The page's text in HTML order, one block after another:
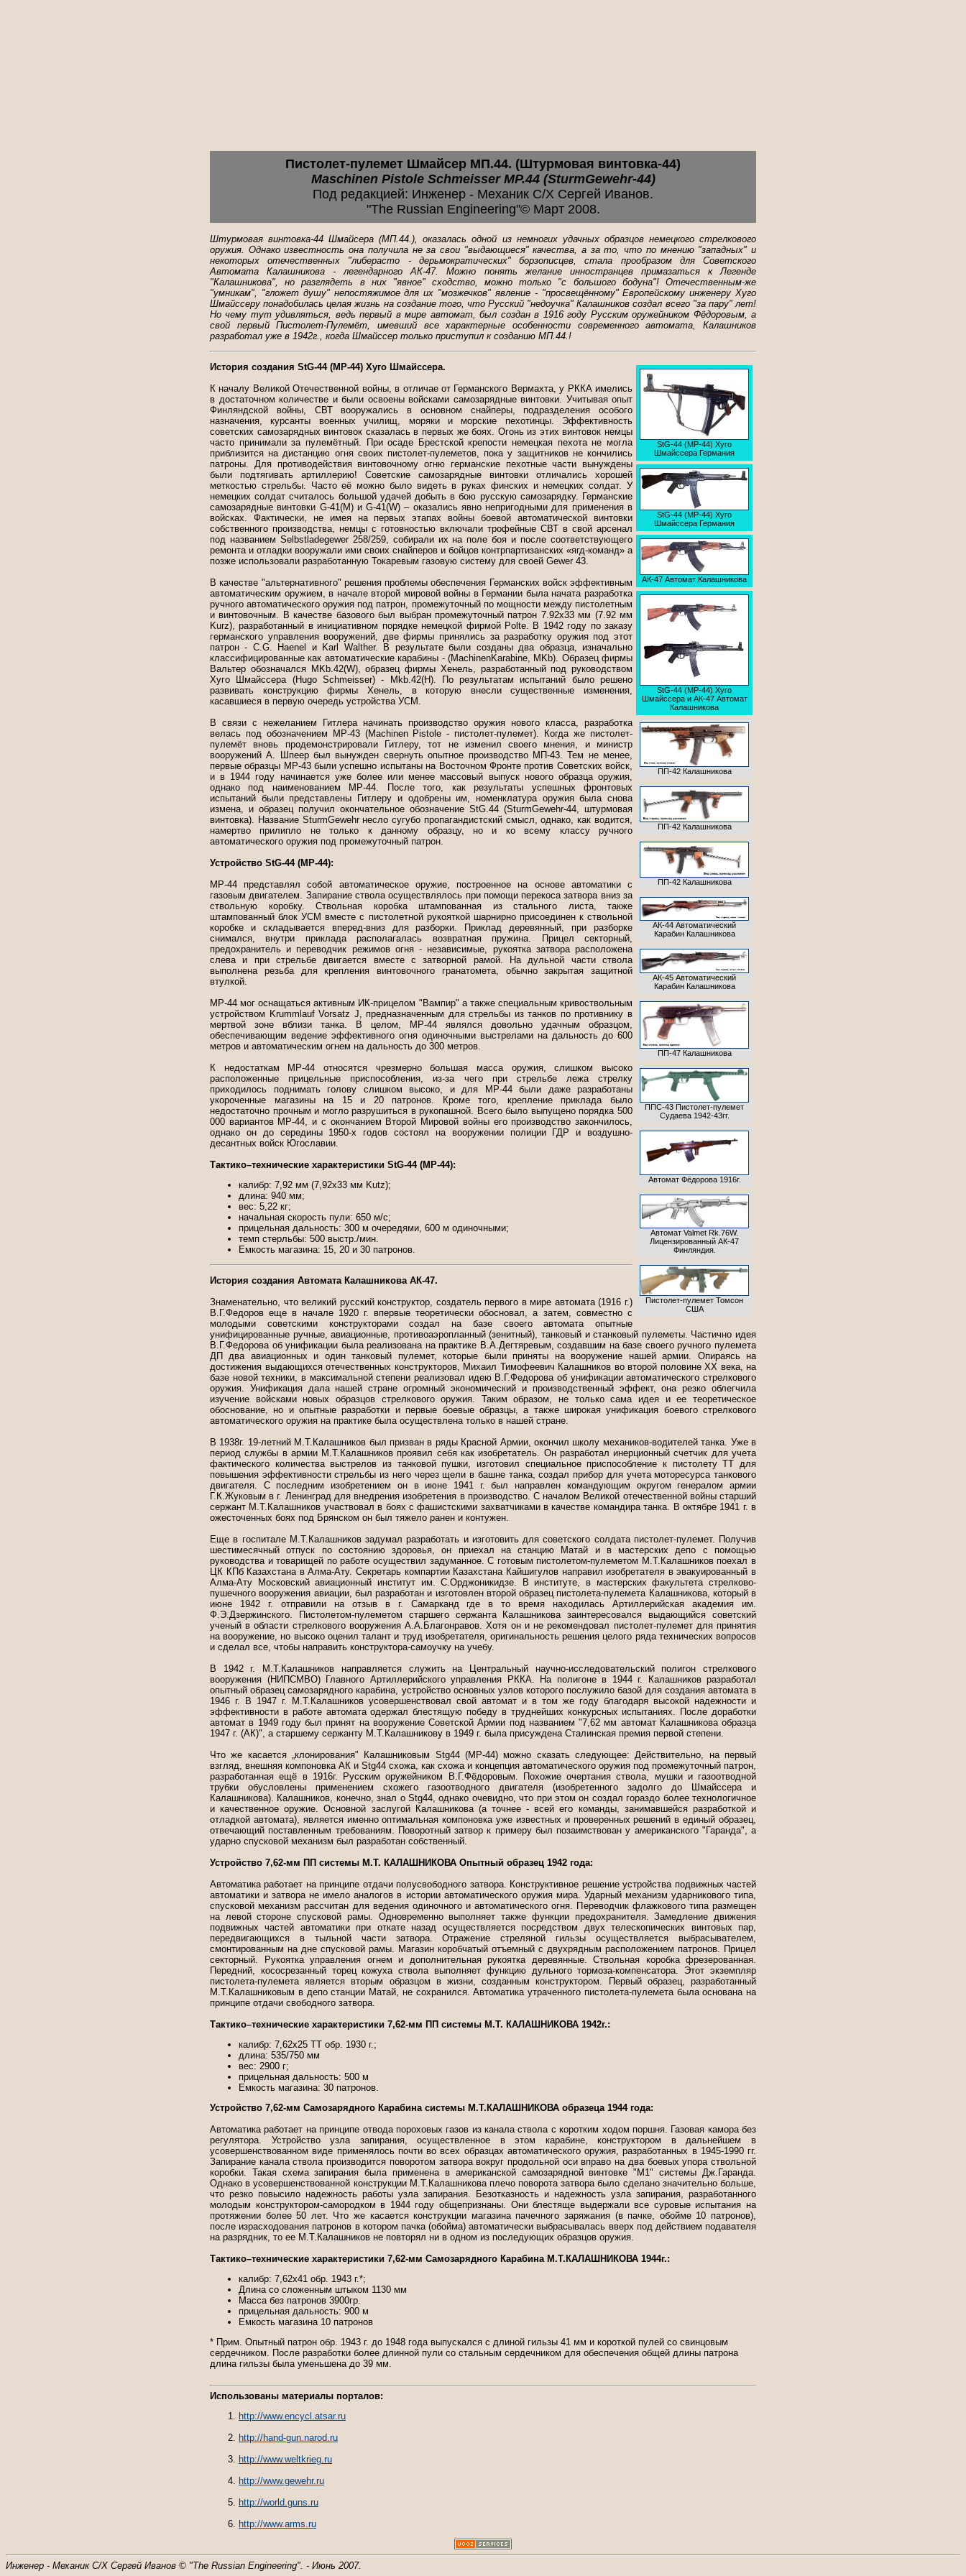
Пистолет-пулемет Шмайсер MП.44. (Штурмовая винтовка-44)
Maschinen Pistole Schmeisser MP.44 (SturmGewehr-44)
Под редакцией: Инженер - Механик С/Х Сергей Иванов.
"The Russian Engineering"© Март 2008.
Штурмовая винтовка-44 Шмайсерa (MП.44.), оказалась одной из немногих удачных образцов немецкого стрелкового
оружия. Однако известность она получила не за свои "выдающиеся" качества, а за то, что по мнению "западных" и
некоторых отечественных "либерасто - дерьмократических" борзописцев, стала прообразом для Советского
Автомата Калашникова - легендарного АК-47. Можно понять желание инностранцев примазаться к Легенде
"Калашникова", но разглядеть в них "явное" сходство, можно только "с большого бодуна"! Отечественным-же
"умникам", "гложет душу" непостяжимое для их "мозжечков" явление - "просвещённому" Европейскому инженеру Хуго
Шмайссеру понадобилась целая жизнь на создание того, что Русский "недоучка" Калашников создал всего "за пару" лет!
Но чему тут удивляться, ведь первый в мире автомат, был создан в 1916 году Русским оружейником Фёдоровым, а
свой первый Пистолет-Пулемёт, имевший все характерные особенности современного автомата, Калашников
разработал уже в 1942г., когда Шмайссер только приступил к созданию MП.44.!
StG-44 (МР-44) Хуго
Шмайссера Германия
StG-44 (МР-44) Хуго
Шмайссера Германия
АК-47 Автомат Калашникова
StG-44 (МР-44) Хуго
Шмайссера и АК-47 Автомат
Калашникова
ПП-42 Калашникова
ПП-42 Калашникова
ПП-42 Калашникова
АК-44 Автоматический
Карабин Калашникова
АК-45 Автоматический
Карабин Калашникова
ПП-47 Калашникова
ППС-43 Пистолет-пулемет
Судаева 1942-43гг.
Автомат Фёдорова 1916г.
Автомат Valmet Rk.76W.
Лицензированный АК-47
Финляндия.
Пистолет-пулемет Томсон
США
История создания StG-44 (МР-44) Хуго Шмайссера.
К началу Великой Отечественной войны, в отличае от Германского Вермахта, у РККА имелись
в достаточном количестве и были освоены войсками самозарядные винтовки. Учитывая опыт
Финляндской войны, СВТ вооружались в основном снайперы, подразделения особого
назначения, курсанты военных училищ, моряки и морские пехотинцы. Эффективность
советских самозарядных винтовок сказалась в первых же боях. Огонь из этих винтовок немцы
часто принимали за пулемётный. При осаде Брестской крепости немецкая пехота не могла
приблизится на дистанцию огня своих пистолет-пулеметов, пока у защитников не кончились
патроны. Для противодействия винтовочному огню германские пехотные части вынуждены
были подтягивать артиллерию! Советские самозарядные винтовки отличались хорошей
меткостью стрельбы. Часто её можно было видеть в руках финских и немецких солдат. У
немецких солдат считалось большой удачей добыть в бою русскую самозарядку. Германские
самозарядные винтовки G-41(M) и G-41(W) – оказались явно непригодными для применения в
войсках. Фактически, не имея на первых этапах войны боевой автоматической винтовки
собственного производства, немцы с готовностью включали трофейные СВТ в свой арсенал
под названием Selbstladegewer 258/259, собирали их на поле боя и после соответствующего
ремонта и отладки вооружали ими своих снайперов и бойцов контрпартизанских «ягд-команд» а
позже использовали разработанную Токаревым газовую систему для своей Gewer 43.
В качестве "альтернативного" решения проблемы обеспечения Германских войск эффективным
автоматическим оружием, в начале второй мировой войны в Германии была начата разработка
ручного автоматического оружия под патрон, промежуточный по мощности между пистолетным
и винтовочным. В качестве базового был выбран промежуточный патрон 7.92x33 мм (7.92 мм
Kurz), разработанный в инициативном порядке немецкой фирмой Polte. В 1942 году по заказу
германского управления вооружений, две фирмы принялись за разработку оружия под этот
патрон - C.G. Haenel и Karl Walther. В результате были созданы два образца, изначально
классифицированные как автоматические карабины - (MachinenKarabine, MKb). Образец фирмы
Вальтер обозначался MKb.42(W), образец фирмы Хенель, разработанный под руководством
Хуго Шмайссера (Hugo Schmeisser) - Mkb.42(H). По результатам испытаний было решено
развивать конструкцию фирмы Хенель, в которую внесли существенные изменения,
касавшиеся в первую очередь устройства УСМ.
В связи с нежеланием Гитлера начинать производство оружия нового класса, разработка
велась под обозначением MP-43 (Machinen Pistole - пистолет-пулемет). Когда же пистолет-
пулемёт вновь продемонстрировали Гитлеру, тот не изменил своего мнения, и министр
вооружений А. Шпеер был вынужден свернуть опытное производство МП-43. Тем не менее,
первые образцы МР-43 были успешно испытаны на Восточном Фронте против Советских войск,
и в 1944 году начинается уже более или менее массовый выпуск нового образца оружия,
однако под наименованием МР-44. После того, как результаты успешных фронтовых
испытаний были представлены Гитлеру и одобрены им, номенклатура оружия была снова
измена, и образец получил окончательное обозначение StG.44 (SturmGewehr-44, штурмовая
винтовка). Название SturmGewehr несло сугубо пропагандистский смысл, однако, как водится,
намертво прилипло не только к данному образцу, но и ко всему классу ручного
автоматического оружия под промежуточный патрон.
Устройство StG-44 (МР-44):
МР-44 представлял собой автоматическое оружие, построенное на основе автоматики с
газовым двигателем. Запирание ствола осуществлялось при помощи перекоса затвора вниз за
ствольную коробку. Ствольная коробка штампованная из стального листа, также
штампованный блок УСМ вместе с пистолетной рукояткой шарнирно присоединен к ствольной
коробке и складывается вперед-вниз для разборки. Приклад деревянный, при разборке
снимался, внутри приклада располагалась возвратная пружина. Прицел секторный,
предохранитель и переводчик режимов огня - независимые, рукоятка затвора расположена
слева и при стрельбе двигается вместе с затворной рамой. На дульной части ствола
выполнена резьба для крепления винтовочного гранатомета, обычно закрытая защитной
втулкой.
МР-44 мог оснащаться активным ИК-прицелом "Вампир" а также специальным кривоствольным
устройством Krummlauf Vorsatz J, предназначенным для стрельбы из танков по противнику в
мертвой зоне вблизи танка. В целом, МР-44 являлся довольно удачным образцом,
обеспечивающим ведение эффективного огня одиночными выстрелами на дальность до 600
метров и автоматическим огнем на дальность до 300 метров.
К недостаткам МР-44 относятся чрезмерно большая масса оружия, слишком высоко
расположенные прицельные приспособления, из-за чего при стрельбе лежа стрелку
приходилось поднимать голову слишком высоко, и для МР-44 были даже разработаны
укороченные магазины на 15 и 20 патронов. Кроме того, крепление приклада было
недостаточно прочным и могло разрушиться в рукопашной. Всего было выпущено порядка 500
000 вариантов МР-44, и с окончанием Второй Мировой войны его производство закончилось,
однако он до середины 1950-х годов состоял на вооружении полиции ГДР и воздушно-
десантных войск Югославии.
Тактико–технические характеристики StG-44 (МР-44):
калибр: 7,92 мм (7,92х33 мм Kutz);
длина: 940 мм;
вес: 5,22 кг;
начальная скорость пули: 650 м/с;
прицельная дальность: 300 м очередями, 600 м одиночными;
темп стерльбы: 500 выстр./мин.
Емкость магазина: 15, 20 и 30 патронов.
История создания Автомата Калашникова АК-47.
Знаменательно, что великий русский конструктор, создатель первого в мире автомата (1916 г.)
В.Г.Федоров еще в начале 1920 г. впервые теоретически обосновал, а затем, совместно с
молодыми советскими конструкторами создал на базе своего автомата опытные
унифицированные ручные, авиационные, противоаэропланный (зенитный), танковый и станковый пулеметы. Частично идея
В.Г.Федорова об унификации была реализована на практике В.А.Дегтяревым, создавшим на базе своего ручного пулемета
ДП два авиационных и один танковый пулемет, которые были приняты на вооружение нашей армии. Опираясь на
достижения выдающихся отечественных конструкторов, Михаил Тимофеевич Калашников во второй половине XX века, на
базе новой техники, в максимальной степени реализовал идею В.Г.Федорова об унификации автоматического стрелкового
оружия. Унификация дала нашей стране огромный экономический и производственный эффект, она резко облегчила
изучение войсками новых образцов стрелкового оружия. Таким образом, не только сама идея и ее теоретическое
обоснование, но и опытные разработки и первые боевые образцы, а также широкая унификация боевого стрелкового
автоматического оружия на практике была осуществлена только в нашей стране.
В 1938г. 19-летний М.Т.Калашников был призван в ряды Красной Армии, окончил школу механиков-водителей танка. Уже в
период службы в армии М.Т.Калашников проявил себя как изобретатель. Он разработал инерционный счетчик для учета
фактического количества выстрелов из танковой пушки, изготовил специальное приспособление к пистолету ТТ для
повышения эффективности стрельбы из него через щели в башне танка, создал прибор для учета моторесурса танкового
двигателя. С последним изобретением он в июне 1941 г. был направлен командующим округом генералом армии
Г.К.Жуковым в г. Ленинград для внедрения изобретения в производство. С началом Великой отечественной войны старший
сержант М.Т.Калашников участвовал в боях с фашистскими захватчиками в качестве командира танка. В октябре 1941 г. в
ожесточенных боях под Брянском он был тяжело ранен и контужен.
Еще в госпитале М.Т.Калашников задумал разработать и изготовить для советского солдата пистолет-пулемет. Получив
шестимесячный отпуск по состоянию здоровья, он приехал на станцию Матай и в мастерских депо с помощью
руководства и товарищей по работе осуществил задуманное. С готовым пистолетом-пулеметом М.Т.Калашников поехал в
ЦК КПб Казахстана в Алма-Ату. Секретарь компартии Казахстана Кайшигулов направил изобретателя в эвакуированный в
Алма-Ату Московский авиационный институт им. С.Орджоникидзе. В институте, в мастерских факультета стрелково-
пушечного вооружения авиации, был разработан и изготовлен второй образец пистолета-пулемета Калашникова, который в
июне 1942 г. отправили на отзыв в г. Самарканд где в то время находилась Артиллерийская академия им.
Ф.Э.Дзержинского. Пистолетом-пулеметом старшего сержанта Калашникова заинтересовался выдающийся советский
ученый в области стрелкового вооружения А.А.Благонравов. Хотя он и не рекомендовал пистолет-пулемет для принятия
на вооружение, но высоко оценил талант и труд изобретателя, оригинальность решения целого ряда технических вопросов
и сделал все, чтобы направить конструктора-самоучку на учебу.
В 1942 г. М.Т.Калашников направляется служить на Центральный научно-исследовательский полигон стрелкового
вооружения (НИПСМВО) Главного Артиллерийского управления РККА. На полигоне в 1944 г. Калашников разработал
опытный образец самозарядного карабина, устройство основных узлов которого послужило базой для создания автомата в
1946 г. В 1947 г. М.Т.Калашников усовершенствовал свой автомат и в том же году благодаря высокой надежности и
эффективности в работе автомата одержал блестящую победу в труднейших конкурсных испытаниях. После доработки
автомат в 1949 году был принят на вооружение Советской Армии под названием "7,62 мм автомат Калашникова образца
1947 г. (АК)", а старшему сержанту М.Т.Калашникову в 1949 г. была присуждена Сталинская премия первой степени.
Что же касается „клонирования" Калашниковым Stg44 (МР-44) можно сказать следующее: Действительно, на первый
взгляд, внешняя компоновка АК и Stg44 схожа, как схожа и концепция автоматического оружия под промежуточный патрон,
разработанная ещё в 1916г. Русским оружейником В.Г.Фёдоровым. Похожие очертания ствола, мушки и газоотводной
трубки обусловлены применением схожего газоотводного двигателя (изобретенного задолго до Шмайссера и
Калашникова). Калашников, конечно, знал о Stg44, однако очевидно, что при этом он создал гораздо более технологичное
и качественное оружие. Основной заслугой Калашникова (а точнее - всей его команды, занимавшейся разработкой и
отладкой автомата), является именно оптимальная компоновка уже известных и проверенных решений в единый образец,
отвечающий поставленным требованиям. Поворотный затвор к примеру был позаимствован у американского "Гаранда", а
ударно спусковой механизм был разработан собственный.
Устройство 7,62-мм ПП системы М.Т. КАЛАШНИКОВА Опытный образец 1942 года:
Автоматика работает на принципе отдачи полусвободного затвора. Конструктивное решение устройства подвижных частей
автоматики и затвора не имело аналогов в истории автоматического оружия мира. Ударный механизм ударникового типа,
спусковой механизм рассчитан для ведения одиночного и автоматического огня. Переводчик флажкового типа размещен
на левой стороне спусковой рамы. Одновременно выполняет также функции предохранителя. Замедление движения
подвижных частей автоматики при откате назад осуществляется посредством двух телескопических винтовых пар,
передвигающихся в тыльной части затвора. Отражение стреляной гильзы осуществляется выбрасывателем,
смонтированным на дне спусковой рамы. Магазин коробчатый отъемный с двухрядным расположением патронов. Прицел
секторный. Рукоятка управления огнем и дополнительная рукоятка деревянные. Ствольная коробка фрезерованная.
Передний, кососрезанный торец кожуха ствола выполняет функцию дульного тормоза-компенсатора. Этот экземпляр
пистолета-пулемета является вторым образцом в жизни, созданным конструктором. Первый образец, разработанный
М.Т.Калашниковым в депо станции Матай, не сохранился. Автоматика утраченного пистолета-пулемета была основана на
принципе отдачи свободного затвора.
Тактико–технические характеристики 7,62-мм ПП системы М.Т. КАЛАШНИКОВА 1942г.:
калибр: 7,62х25 ТТ обр. 1930 г.;
длина: 535/750 мм
вес: 2900 г;
прицельная дальность: 500 м
Емкость магазина: 30 патронов.
Устройство 7,62-мм Самозарядного Карабина системы М.Т.КАЛАШНИКОВА образеца 1944 года:
Автоматика работает на принципе отвода пороховых газов из канала ствола с коротким ходом поршня. Газовая камора без
регулятора. Устройство узла запирания, осуществленное в этом карабине, конструктором в дальнейшем в
усовершенствованном виде применялось почти во всех образцах автоматического оружия, разработанных в 1945-1990 гг.
Запирание канала ствола производится поворотом затвора вокруг продольной оси вправо на два боевых упора ствольной
коробки. Такая схема запирания была применена в американской самозарядной винтовке "М1" системы Дж.Гаранда.
Однако в усовершенствованной конструкции М.Т.Калашникова плечо поворота затвора было сделано значительно больше,
что резко повысило надежность работы узла запирания. Безотказность и надежность узла запирания, разработанного
молодым конструктором-самородком в 1944 году общепризнаны. Они блестяще выдержали все суровые испытания на
протяжении более 50 лет. Что же касается конструкции магазина пачечного заряжания (в пачке, обойме 10 патронов),
после израсходования патронов в котором пачка (обойма) автоматически выбрасывалась вверх под действием подавателя
на разрядник, то ее М.Т.Калашников не повторял ни в одном из последующих образцов оружия.
Тактико–технические характеристики 7,62-мм Самозарядного Карабина М.Т.КАЛАШНИКОВА 1944г.:
калибр: 7,62х41 обр. 1943 г.*;
Длина со сложенным штыком 1130 мм
Масса без патронов 3900гр.
прицельная дальность: 900 м
Емкость магазина 10 патронов
* Прим. Опытный патрон обр. 1943 г. до 1948 года выпускался с длиной гильзы 41 мм и короткой пулей со свинцовым
сердечником. После разработки более длинной пули со стальным сердечником для обеспечения общей длины патрона
длина гильзы была уменьшена до 39 мм.
Использованы материалы порталов:
http://www.encycl.atsar.ru
http://hand-gun.narod.ru
http://www.weltkrieg.ru
http://www.gewehr.ru
http://world.guns.ru
http://www.arms.ru
Инженер - Механик С/Х Сергей Иванов © "The Russian Engineering". - Июнь 2007.